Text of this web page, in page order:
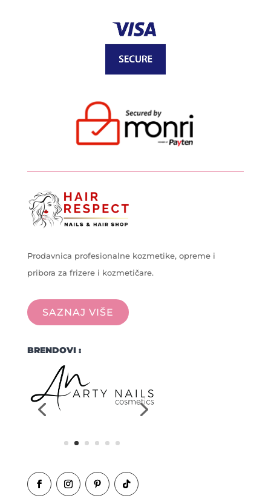
Prodavnica profesionalne kozmetike, opreme i
pribora za frizere i kozmetičare.
SAZNAJ VIŠE
BRENDOVI :